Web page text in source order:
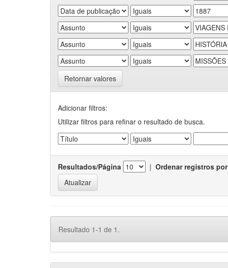
Retornar valores
Adicionar filtros:
Utilizar filtros para refinar o resultado de busca.
Resultados/Página | Ordenar registros por
Resultado 1-1 de 1.